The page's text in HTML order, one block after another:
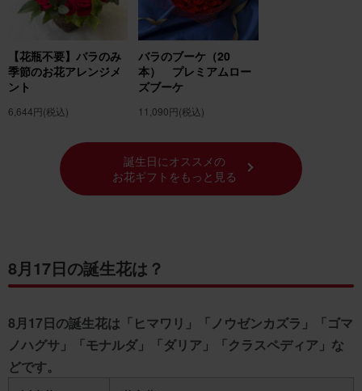
8月17日の誕生花「ダリア」
ダリアの花言葉
ダリアの花言葉の由来
8月17日の誕生花「クラスペディア」
クラスペディアの花言葉
クラスペディアの花言葉の由来
月の誕生花の紹介
8月の誕生花一覧
誕生花でフラワーギフトを贈ろう！
【花瓶不要】バラのみ
季節のお花アレンジメ
ント
6,644円(税込)
バラのブーケ（20
本） プレミアムロー
ズブーケ
11,090円(税込)
誕生日にオススメの
お花ギフトをもっと見る
8月17日の誕生花は？
8月17日の誕生花は「ヒマワリ」「ノウゼンカズラ」「ゴマ
ノハグサ」「モナルダ」「ダリア」「クラスペディア」な
どです。